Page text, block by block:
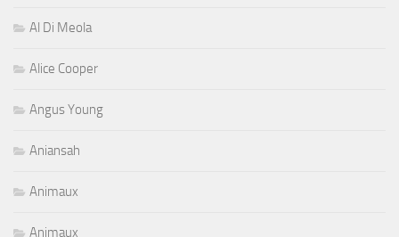
Al Di Meola
Alice Cooper
Angus Young
Aniansah
Animaux
Animaux